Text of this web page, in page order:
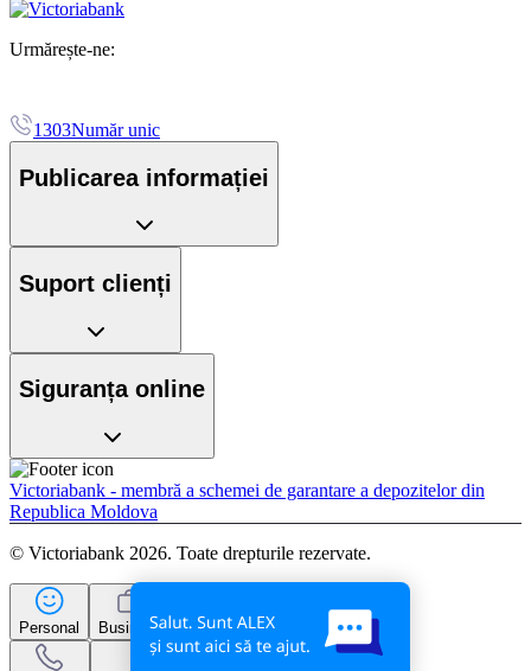
Urmărește-ne:
1303Număr unic
Publicarea informației
Suport clienți
Siguranța online
Victoriabank - membră a schemei de garantare a depozitelor din
Republica Moldova
© Victoriabank 2026. Toate drepturile rezervate.
Personal Business